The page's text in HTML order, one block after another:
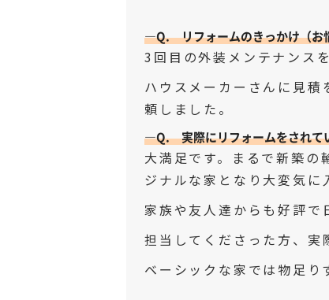
—Q. リフォームのきっかけ（お
3 回目の外装メンテナンス
ハウスメーカーさんに見
頼しました。
—Q. 実際にリフォームをされて
大満足です。まるで新築の
ジナルな家となり大変気に
家族や友人達からも好評で
担当してくださった方、実
ベーシックな家では物足り